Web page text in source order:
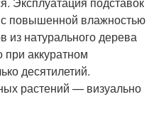
повышенной влажностью
из натурального дерева
при аккуратном
десятилетий.
растений — визуально